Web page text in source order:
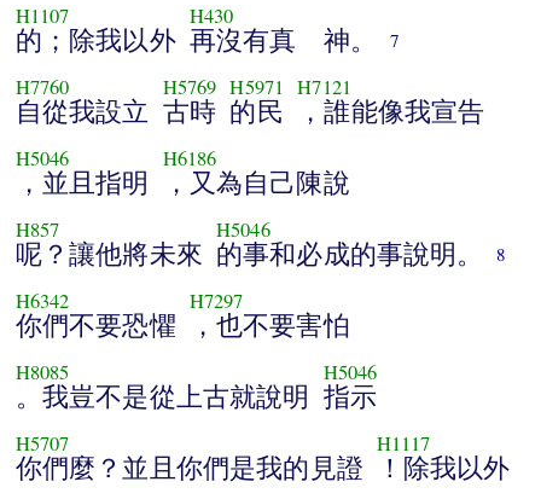
H1107
的；除我以外
H430
再沒有真 神。 7
H7760
自從我設立
H5769
古時
H5971
的民
H7121
，誰能像我宣告
H5046
，並且指明
H6186
，又為自己陳說
H857
呢？讓他將未來
H5046
的事和必成的事說明。 8
H6342
你們不要恐懼
H7297
，也不要害怕
H8085
。我豈不是從上古就說明
H5046
指示
H5707
你們麼？並且你們是我的見證
H1117
！除我以外